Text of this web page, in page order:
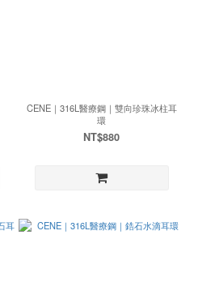
CENE｜316L醫療鋼｜雙向珍珠冰柱耳
環
NT$880